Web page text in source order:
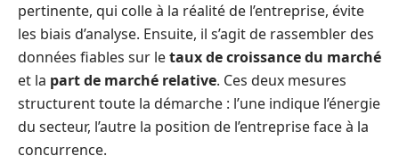
pertinente, qui colle à la réalité de l’entreprise, évite
les biais d’analyse. Ensuite, il s’agit de rassembler des
données fiables sur letaux de croissance du marché
et la part de marché relative. Ces deux mesures
structurent toute la démarche : l’une indique l’énergie
du secteur, l’autre la position de l’entreprise face à la
concurrence.